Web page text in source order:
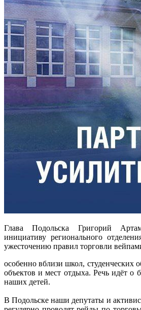
Глава Подольска Григорий
инициативу регионального
ужесточению правил торговли
особенно вблизи школ, студенческих
объектов и мест отдыха. Речь идёт о
наших детей.
В Подольске наши депутаты и